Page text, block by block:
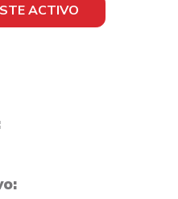
ACTIVO